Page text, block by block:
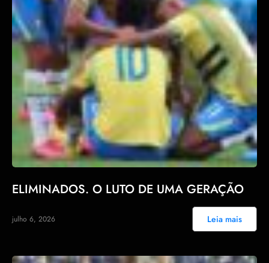
ELIMINADOS. O LUTO DE UMA GERAÇÃO
julho 6, 2026 Leia mais